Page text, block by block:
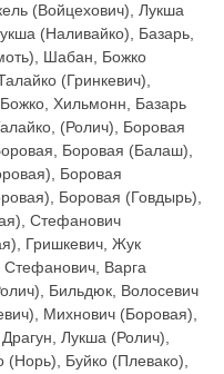
(Войцехович), Лукша
(Наливайко), Базарь,
Шабан, Божко
(Гринкевич),
Хильмонн, Базарь
(Ролич), Боровая
Боровая (Балаш),
Боровая
Боровая (Говдырь),
Стефанович
Гришкевич, Жук
Варга
Бильдюк, Волосевич
Михнович (Боровая),
Лукша (Ролич),
Буйко (Плевако),